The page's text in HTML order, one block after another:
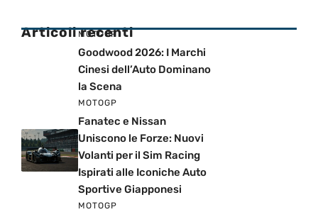
Articoli recenti
MOTOGP
Goodwood 2026: I Marchi
Cinesi dell’Auto Dominano
la Scena
MOTOGP
Fanatec e Nissan
Uniscono le Forze: Nuovi
Volanti per il Sim Racing
Ispirati alle Iconiche Auto
Sportive Giapponesi
MOTOGP